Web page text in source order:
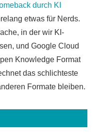
durch KI
etwas für Nerds.
in der wir KI-
und Google Cloud
Knowledge Format
das schlichteste
Formate bleiben.